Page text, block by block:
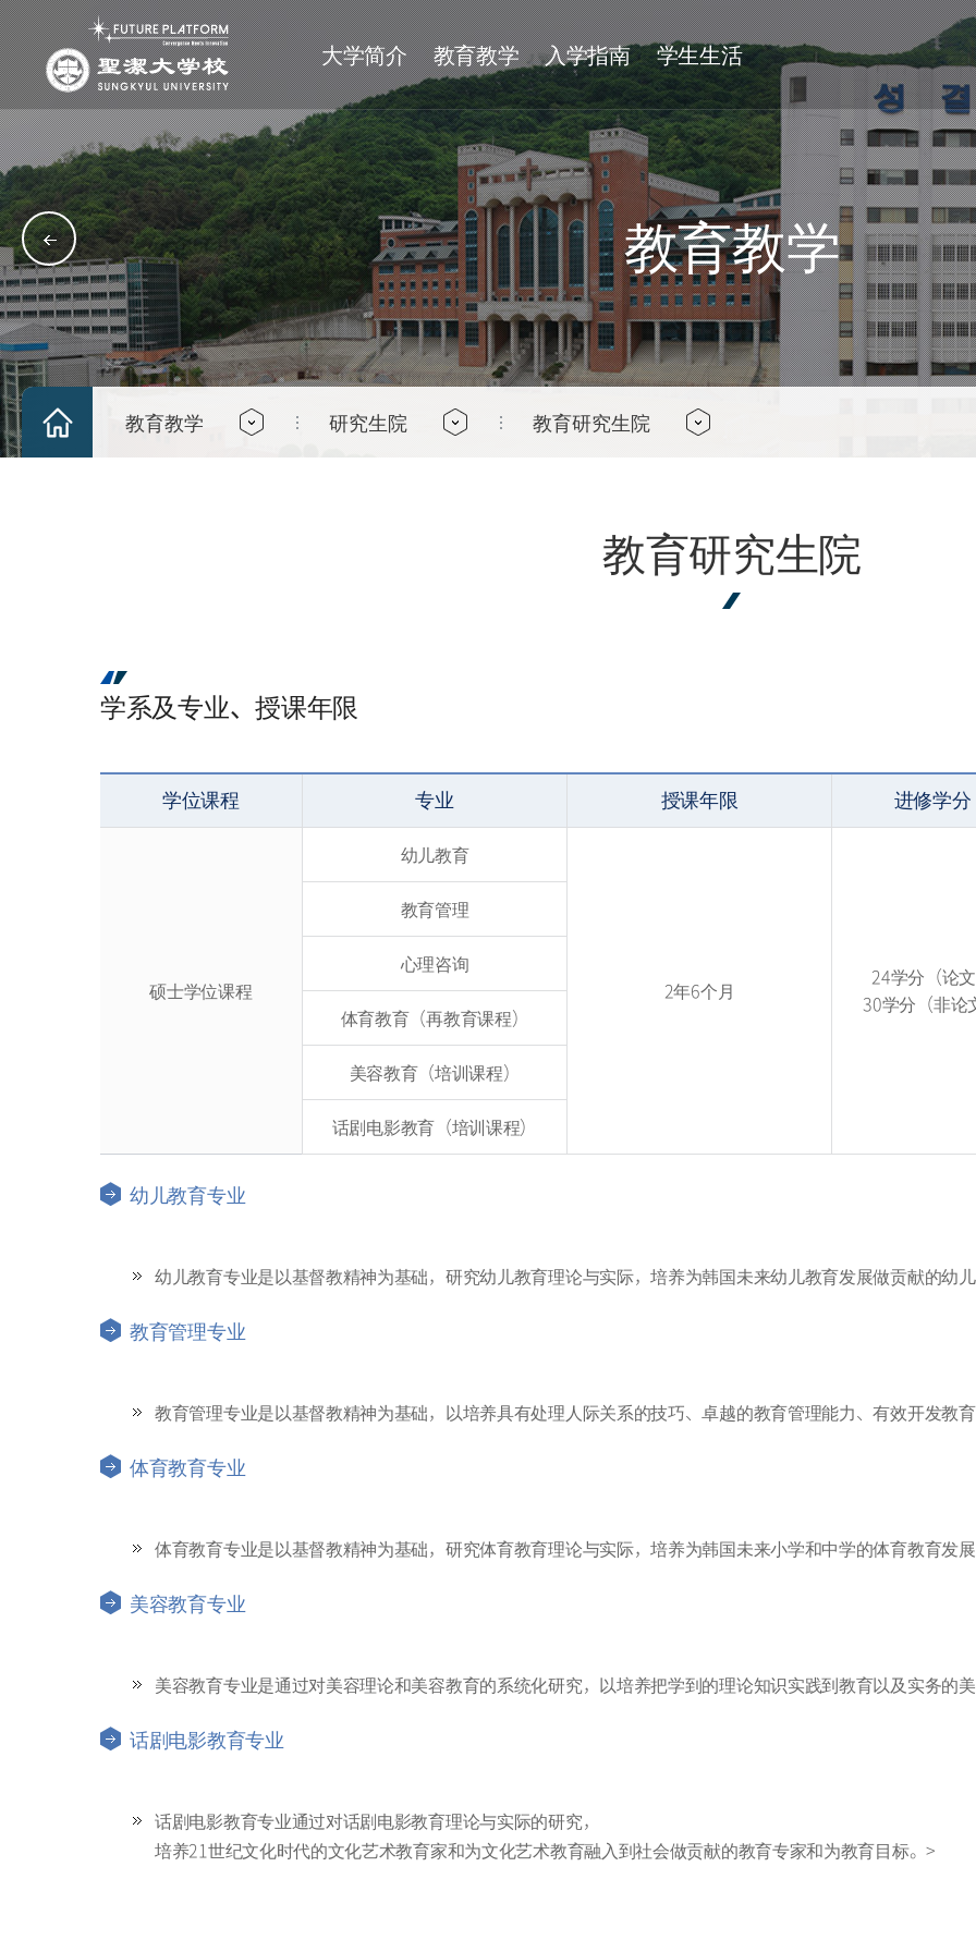
大学简介
理念 历史沿革
历史沿革
标识 附属机构
附属机构
附属单位
校园一览
校园游览
来访指南
教育教学
大学
神学大学
人文大学
社会科学大学
全球经营技术大学
师范大学
IT 工学大学
艺术大学
研究生院
一般?究生院
神学专门研究生院
社会福利研究生院
教育研究生院
入学指南
大学 研究生院
学生生活
学社
基督教社团
文化社团
艺能社团
体育社团
学术/社会奉献社团
校历 姐妹学校和交换学生
教育教学
教育教学 研究生院 教育研究生院
教育研究生院
学系及专业、授课年限
学位课程 专业 授课年限 进修学分
硕士学位课程
幼儿教育
2年6个月
24学分（论
30学分（非论
教育管理
心理咨询
体育教育（再教育课程）
美容教育（培训课程）
话剧电影教育（培训课程）
幼儿教育专业
幼儿教育专业是以基督教精神为基础，研究幼儿教育理论与实际，培养为韩国未来幼儿教育发展做贡献的幼
教育管理专业
教育管理专业是以基督教精神为基础，以培养具有处理人际关系的技巧、卓越的教育管理能力、有效开发教
体育教育专业
体育教育专业是以基督教精神为基础，研究体育教育理论与实际，培养为韩国未来小学和中学的体育教育发
美容教育专业
美容教育专业是通过对美容理论和美容教育的系统化研究，以培养把学到的理论知识实践到教育以及实务的
话剧电影教育专业
话剧电影教育专业通过对话剧电影教育理论与实际的研究，
培养21世纪文化时代的文化艺术教育家和为文化艺术教育融入到社会做贡献的教育专家和为教育目标。>